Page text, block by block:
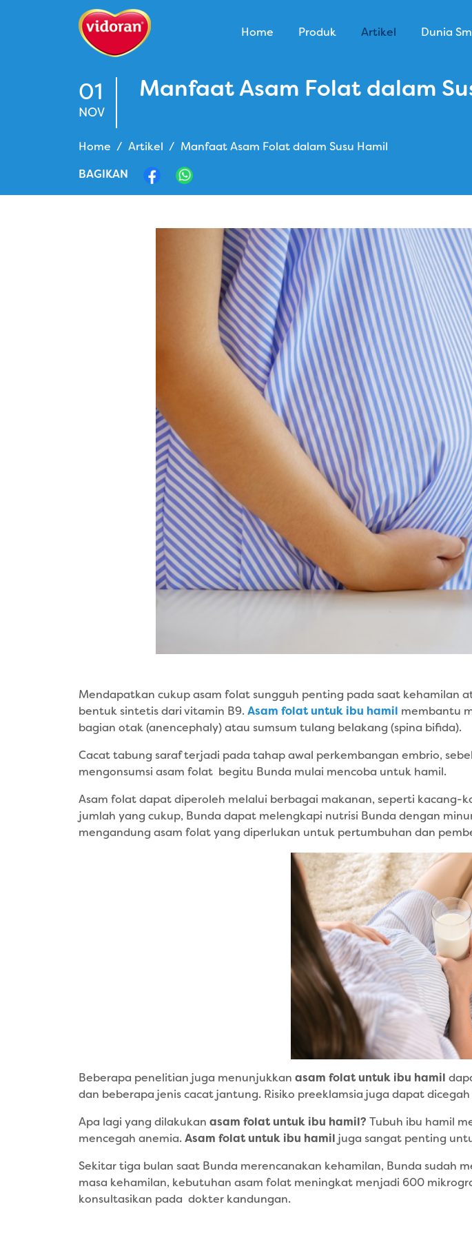
Home Produk Artikel Dunia
01
NOV
Manfaat Asam Folat dalam
Home Artikel Manfaat Asam Folat dalam Susu Hamil
BAGIKAN
Mendapatkan cukup asam folat sungguh penting pada saat kehamilan
bentuk sintetis dari vitamin B9. Asam folat untuk ibu hamil membantu
bagian otak (anencephaly) atau sumsum tulang belakang (spina bifida).
Cacat tabung saraf terjadi pada tahap awal perkembangan embrio,
mengonsumsi asam folat begitu Bunda mulai mencoba untuk hamil.
Asam folat dapat diperoleh melalui berbagai makanan, seperti kacang-
jumlah yang cukup, Bunda dapat melengkapi nutrisi Bunda dengan
mengandung asam folat yang diperlukan untuk pertumbuhan dan
Beberapa penelitian juga menunjukkan asam folat untuk ibu hamil
dan beberapa jenis cacat jantung. Risiko preeklamsia juga dapat
Apa lagi yang dilakukan asam folat untuk ibu hamil? Tubuh ibu hamil
mencegah anemia. Asam folat untuk ibu hamil juga sangat penting
Sekitar tiga bulan saat Bunda merencanakan kehamilan, Bunda sudah
masa kehamilan, kebutuhan asam folat meningkat menjadi 600
konsultasikan pada dokter kandungan.